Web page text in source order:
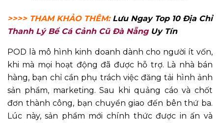
>>>> THAM KHẢO THÊM: Lưu Ngay Top 10 Địa Chỉ
Thanh Lý Bể Cá Cảnh Cũ Đà Nẵng Uy Tín
POD là mô hình kinh doanh dành cho người ít vốn,
khi mà mọi hoạt động đã được hỗ trợ. Là nhà bán
hàng, bạn chỉ cần phụ trách việc đăng tải hình ảnh
sản phẩm, marketing. Sau khi quảng cáo và chốt
đơn thành công, bạn chuyển giao đến bên thứ ba.
Lúc này, sản phẩm mới chính thức được in ấn và